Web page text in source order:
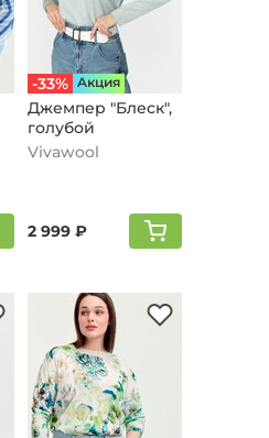
-33% Aкция
Джемпер "Блеск",
голубой
Vivawool
2 999 ₽